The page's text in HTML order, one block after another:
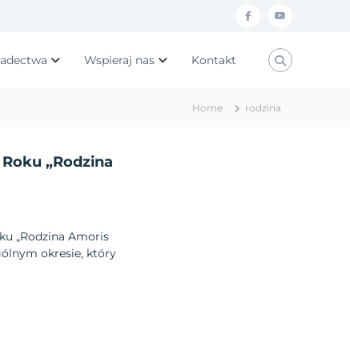
f
b
u
Wspieraj nas Kontakt
Home rodzina
„Rodzina
„Rodzina Amoris
okresie, który